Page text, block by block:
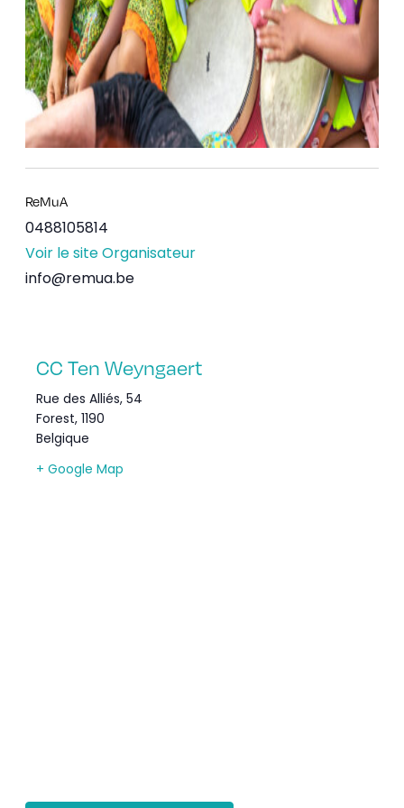
ReMuA
0488105814
Voir le site Organisateur
info@remua.be
CC Ten Weyngaert
Rue des Alliés, 54
Forest, 1190
Belgique
+ Google Map